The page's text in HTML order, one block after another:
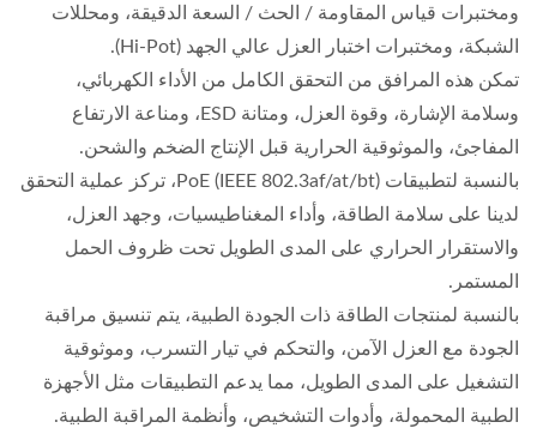
ومختبرات قياس المقاومة / الحث / السعة الدقيقة، ومحللات
الشبكة، ومختبرات اختبار العزل عالي الجهد (Hi-Pot).
تمكن هذه المرافق من التحقق الكامل من الأداء الكهربائي،
وسلامة الإشارة، وقوة العزل، ومتانة ESD، ومناعة الارتفاع
المفاجئ، والموثوقية الحرارية قبل الإنتاج الضخم والشحن.
بالنسبة لتطبيقات PoE (IEEE 802.3af/at/bt)، تركز عملية التحقق
لدينا على سلامة الطاقة، وأداء المغناطيسيات، وجهد العزل،
والاستقرار الحراري على المدى الطويل تحت ظروف الحمل
المستمر.
بالنسبة لمنتجات الطاقة ذات الجودة الطبية، يتم تنسيق مراقبة
الجودة مع العزل الآمن، والتحكم في تيار التسرب، وموثوقية
التشغيل على المدى الطويل، مما يدعم التطبيقات مثل الأجهزة
الطبية المحمولة، وأدوات التشخيص، وأنظمة المراقبة الطبية.